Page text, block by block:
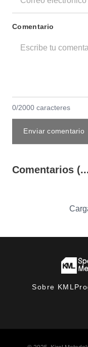
Comentario
0/2000 caracteres
Enviar comentario
Comentarios
Sobre KML